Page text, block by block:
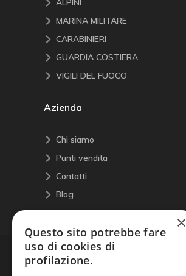
ALPINI
MARINA MILITARE
CARABINIERI
GUARDIA COSTIERA
VIGILI DEL FUOCO
Azienda
Chi siamo
Punti vendita
Contatti
Blog
×
Questo sito potrebbe fare
uso di cookies di
profilazione.